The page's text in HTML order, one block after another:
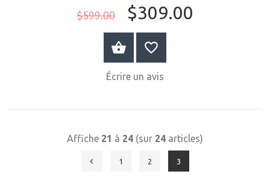
$599.00 $309.00
ACHETER MAINTENANT
Écrire un avis
Affiche 21 à 24 (sur 24 articles)
1 2 3